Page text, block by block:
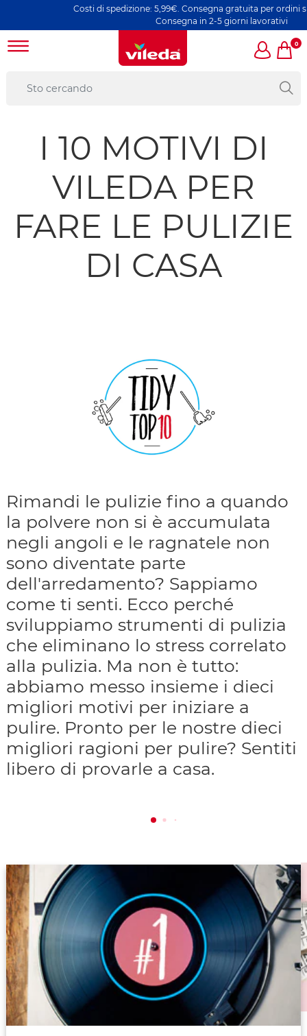
Costi di spedizione: 5,99€. Consegna gratuita per ordini
Consegna in 2-5 giorni lavorativi
0
I 10 MOTIVI DI
VILEDA PER
FARE LE PULIZIE
DI CASA
Rimandi le pulizie fino a quando
la polvere non si è accumulata
negli angoli e le ragnatele non
sono diventate parte
dell'arredamento? Sappiamo
come ti senti. Ecco perché
sviluppiamo strumenti di pulizia
che eliminano lo stress correlato
alla pulizia. Ma non è tutto:
abbiamo messo insieme i dieci
migliori motivi per iniziare a
pulire. Pronto per le nostre dieci
migliori ragioni per pulire? Sentiti
libero di provarle a casa.